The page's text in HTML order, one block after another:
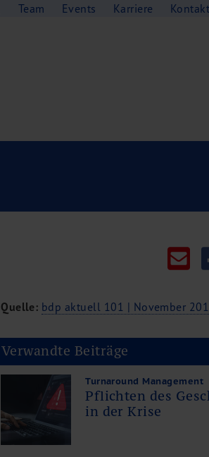
Quelle: bdp aktuell 101 | November
Verwandte Beiträge
Turnaround Management
Pflichten des
in der Krise
Team Events Karriere Kontakt